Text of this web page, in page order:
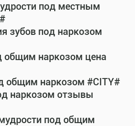
под местным
зубов под наркозом
общим наркозом цена
общим наркозом #CITY#
наркозом отзывы
под общим